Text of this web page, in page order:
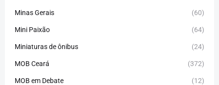
Minas Gerais (60)
Mini Paixão (64)
Miniaturas de ônibus (24)
MOB Ceará (372)
MOB em Debate (12)